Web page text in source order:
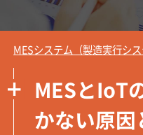
MESシステム（製造実行シ
MESとIoT
かない原因